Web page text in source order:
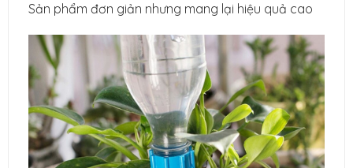
Sản phẩm đơn giản nhưng mang lại hiệu quả cao